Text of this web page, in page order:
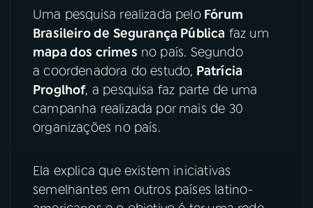
08FESTIVAL DE MÚSICA
ACOMPANHE A RÁDIO NACIONAL
YouTube Facebook
Instagram
Uma pesquisa realizada peloFórum
Brasileiro de Segurança Pública faz um
mapa dos crimes no país. Segundo
a coordenadora do estudo, Patrícia
Proglhof, a pesquisa faz parte de uma
campanha realizada por mais de 30
organizações no país.
Ela explica que existem iniciativas
semelhantes em outros países latino-